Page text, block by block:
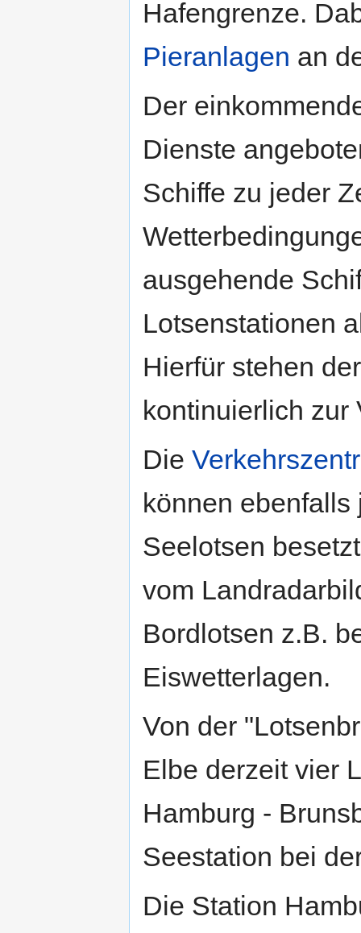
Hafengrenze.
Pieranlagen an
Der
Dienste
Schiffe zu jeder
ausgehende
Lotsenstationen
Hierfür stehen
kontinuierlich zur
Die
können ebenfalls
Seelotsen
vom
Bordlotsen z.B.
Eiswetterlagen.
Von der
Elbe derzeit vier
Hamburg -
Seestation bei
Die Station